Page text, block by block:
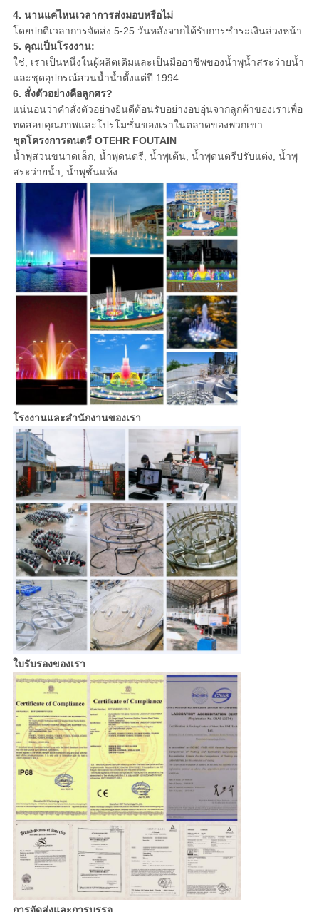
4. นานแค่ไหนเวลาการส่งมอบหรือไม่
โดยปกติเวลาการจัดส่ง 5-25 วันหลังจากได้รับการชำระเงินล่วงหน้า
5. คุณเป็นโรงงาน:
ใช่, เราเป็นหนึ่งในผู้ผลิตเดิมและเป็นมืออาชีพของน้ำพุน้ำสระว่ายน้ำ
และชุดอุปกรณ์สวนน้ำน้ำตั้งแต่ปี 1994
6. สั่งตัวอย่างคือลูกศร?
แน่นอนว่าคำสั่งตัวอย่างยินดีต้อนรับอย่างอบอุ่นจากลูกค้าของเราเพื่อ
ทดสอบคุณภาพและโปรโมชั่นของเราในตลาดของพวกเขา
ชุดโครงการดนตรี OTEHR FOUTAIN
น้ำพุสวนขนาดเล็ก, น้ำพุดนตรี, น้ำพุเต้น, น้ำพุดนตรีปรับแต่ง, น้ำพุ
สระว่ายน้ำ, น้ำพุชั้นแห้ง
โรงงานและสำนักงานของเรา
ใบรับรองของเรา